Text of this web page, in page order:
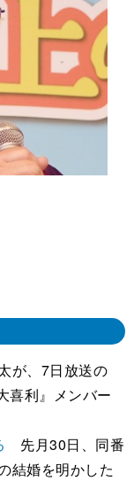
が、7日放送の
喜利』メンバー
先月30日、同番
結婚を明かした